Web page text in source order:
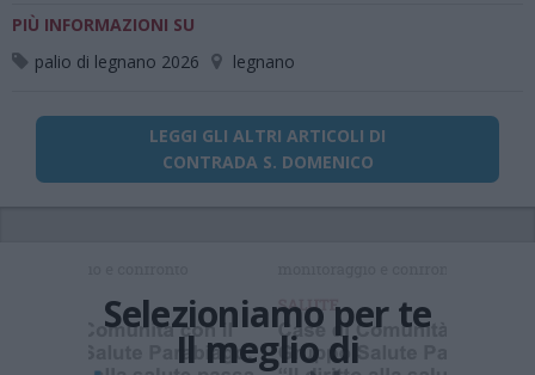
PIÙ INFORMAZIONI SU
palio di legnano 2026
legnano
LEGGI GLI ALTRI ARTICOLI DI
CONTRADA S. DOMENICO
Selezioniamo per te
Il meglio di